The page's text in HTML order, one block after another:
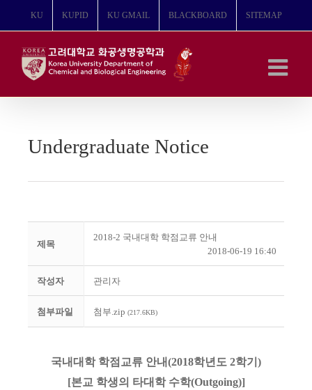
뛰
KU KUPID KU GMAIL BLACKBOARD SITEMAP
Undergraduate Notice
제목
2018-2 국내대학 학점교류 안내
2018-06-19 16:40
작성자 관리자
첨부파일 첨부.zip (217.6KB)
국내대학 학점교류 안내(2018학년도 2학기 )
[본교 학생의 타대학 수학(Outgoing)]